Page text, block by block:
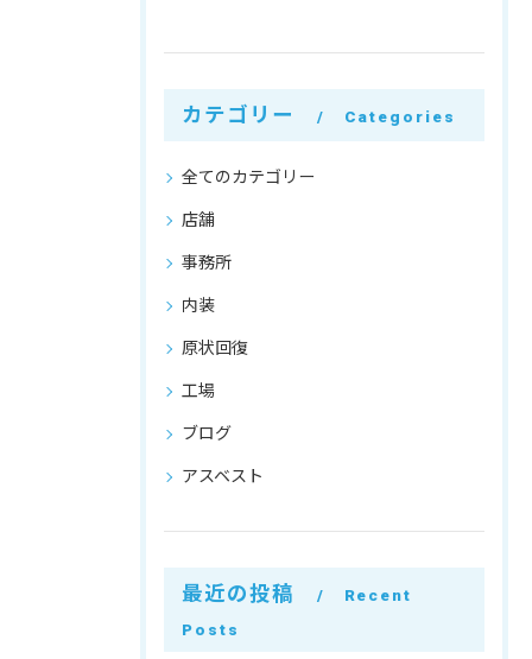
カテゴリー Categories
全てのカテゴリー
店舗
事務所
内装
原状回復
工場
ブログ
アスベスト
最近の投稿
Recent
Posts